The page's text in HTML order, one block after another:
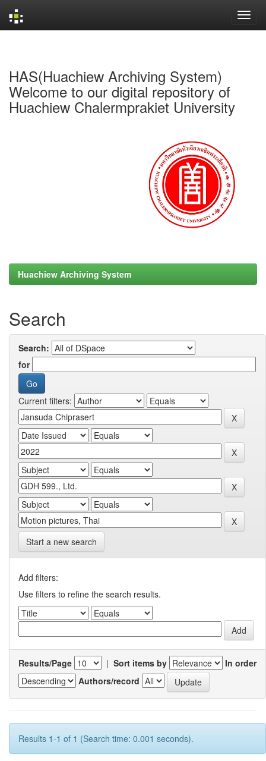
HAS(Huachiew Archiving System)
Welcome to our digital repository of
Huachiew Chalermprakiet University
Huachiew Archiving System
Search
Search:
for
Current filters:
Start a new search
Add filters:
Use filters to refine the search results.
Results/Page | Sort items by
In order
Authors/record
Results 1-1 of 1 (Search time: 0.001 seconds).